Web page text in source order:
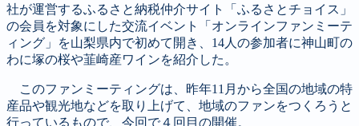
韮崎エリア
ズームアイ
八ヶ岳自然散策
イベント紹介
新聞
定期購読のご案内
社が運営するふるさと納税仲介サイト「ふるさとチョイス」
の会員を対象にした交流イベント「オンラインファンミーテ
ィング」を山梨県内で初めて開き、14人の参加者に神山町の
わに塚の桜や韮崎産ワインを紹介した。
このファンミーティングは、昨年11月から全国の地域の特
産品や観光地などを取り上げて、地域のファンをつくろうと
行っているもので、今回で４回目の開催。